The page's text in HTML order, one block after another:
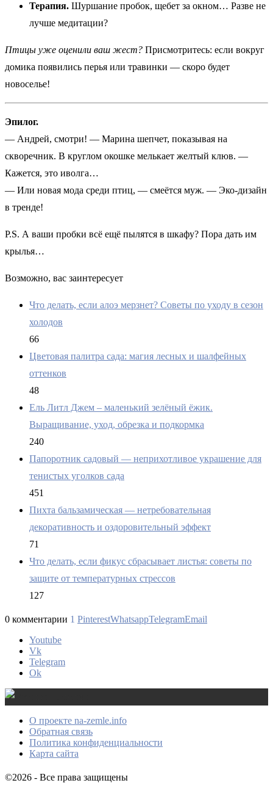
Терапия. Шуршание пробок, щебет за окном… Разве не
лучше медитации?
Птицы уже оценили ваш жест? Присмотритесь: если вокруг
домика появились перья или травинки — скоро будет
новоселье!
Эпилог.
— Андрей, смотри! — Марина шепчет, показывая на
скворечник. В круглом окошке мелькает желтый клюв. —
Кажется, это иволга…
— Или новая мода среди птиц, — смеётся муж. — Эко-дизайн
в тренде!
P.S. А ваши пробки всё ещё пылятся в шкафу? Пора дать им
крылья…
Возможно, вас заинтересует
Что делать, если алоэ мерзнет? Советы по уходу в сезон
холодов
66
Цветовая палитра сада: магия лесных и шалфейных
оттенков
48
Ель Литл Джем – маленький зелёный ёжик.
Выращивание, уход, обрезка и подкормка
240
Папоротник садовый — неприхотливое украшение для
тенистых уголков сада
451
Пихта бальзамическая — нетребовательная
декоративность и оздоровительный эффект
71
Что делать, если фикус сбрасывает листья: советы по
защите от температурных стрессов
127
0 комментарии 1 PinterestWhatsappTelegramEmail
Youtube
Vk
Telegram
Ok
О проекте na-zemle.info
Обратная связь
Политика конфиденциальности
Карта сайта
©2026 - Все права защищены